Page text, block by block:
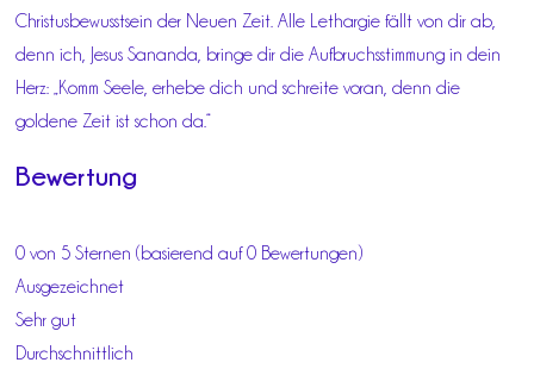
Christusbewusstsein der Neuen Zeit. Alle Lethargie fällt von dir ab,
denn ich, Jesus Sananda, bringe dir die Aufbruchsstimmung in dein
Herz: „Komm Seele, erhebe dich und schreite voran, denn die
goldene Zeit ist schon da.“
Bewertung
0 von 5 Sternen (basierend auf 0 Bewertungen)
Ausgezeichnet
Sehr gut
Durchschnittlich